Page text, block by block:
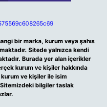
bir marka, kurum veya şahıs
Sitede yalnızca kendi
Burada yer alan içerikler
kurum ve kişiler hakkında
kurum ve kişiler ile isim
bilgiler taslak